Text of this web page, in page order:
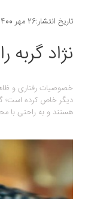
تاریخ انتشار:26 مهر 1400 - 16:55
نژاد گربه
خصوصیات رفتاری و
دیگر خاص کرده است؛
هستند و به راحتی با